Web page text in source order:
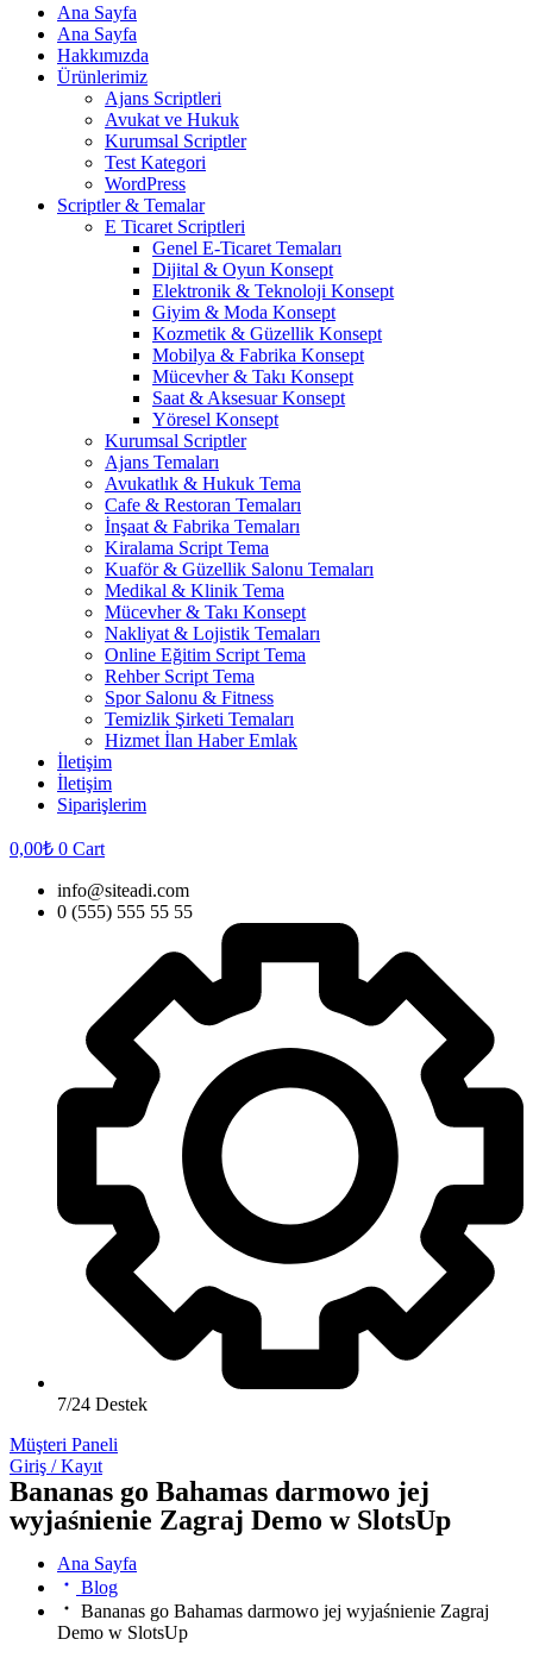
Ana Sayfa
Ana Sayfa
Hakkımızda
Ürünlerimiz
Ajans Scriptleri
Avukat ve Hukuk
Kurumsal Scriptler
Test Kategori
WordPress
Scriptler & Temalar
E Ticaret Scriptleri
Genel E-Ticaret Temaları
Dijital & Oyun Konsept
Elektronik & Teknoloji Konsept
Giyim & Moda Konsept
Kozmetik & Güzellik Konsept
Mobilya & Fabrika Konsept
Mücevher & Takı Konsept
Saat & Aksesuar Konsept
Yöresel Konsept
Kurumsal Scriptler
Ajans Temaları
Avukatlık & Hukuk Tema
Cafe & Restoran Temaları
İnşaat & Fabrika Temaları
Kiralama Script Tema
Kuaför & Güzellik Salonu Temaları
Medikal & Klinik Tema
Mücevher & Takı Konsept
Nakliyat & Lojistik Temaları
Online Eğitim Script Tema
Rehber Script Tema
Spor Salonu & Fitness
Temizlik Şirketi Temaları
Hizmet İlan Haber Emlak
İletişim
İletişim
Siparişlerim
0,00₺ 0 Cart
info@siteadi.com
0 (555) 555 55 55
7/24 Destek
Müşteri Paneli
Giriş / Kayıt
Bananas go Bahamas darmowo jej
wyjaśnienie Zagraj Demo w SlotsUp
Ana Sayfa
Blog
Bananas go Bahamas darmowo jej wyjaśnienie Zagraj
Demo w SlotsUp